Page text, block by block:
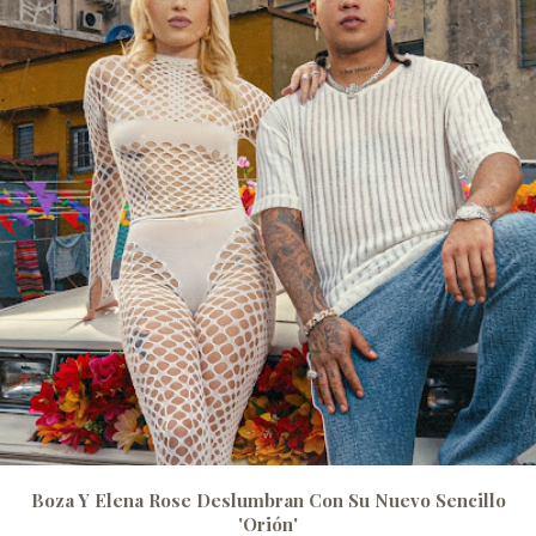
Boza Y Elena Rose Deslumbran Con Su Nuevo Sencillo
'Orión'